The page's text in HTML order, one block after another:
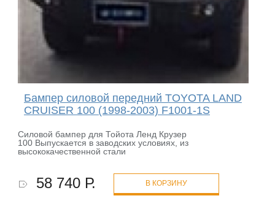
Бампер силовой передний TOYOTA LAND
CRUISER 100 (1998-2003) F1001-1S
Силовой бампер для Тойота Ленд Крузер
100 Выпускается в заводских условиях, из
высококачественной стали
58 740 Р. В КОРЗИНУ